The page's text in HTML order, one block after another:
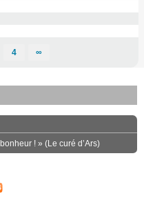
4 ∞
! » (Le curé d’Ars)